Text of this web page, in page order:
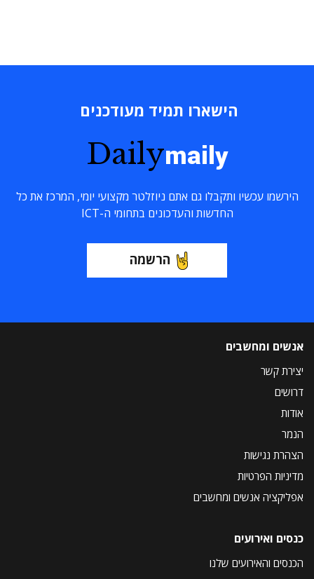
הישארו תמיד מעודכנים
Dailymaily
הירשמו עכשיו ותקבלו גם אתם ניוזלטר מקצועי יומי, המרכז את כל
החדשות והעדכונים בתחומי ה-ICT
הרשמה
אנשים ומחשבים
יצירת קשר
דרושים
אודות
הנמר
הצהרת נגישות
מדיניות הפרטיות
אפליקציה אנשים ומחשבים
כנסים ואירועים
הכנסים והאירועים שלנו